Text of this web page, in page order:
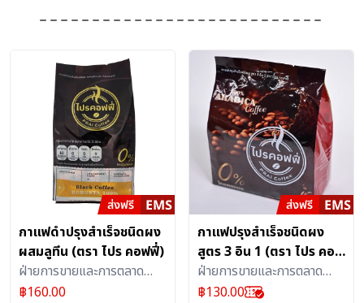
กาแฟดำปรุงสำเร็จชนิดผง
ผสมลูทีน (ตรา ไปร คอฟฟี่)
ฝ่ายการขายและการตลาด
ธุรกิจเอส เคิร์ฟ บริษัท
฿160.00
กาแฟปรุงสำเร็จชนิดผง
สูตร 3 อิน 1 (ตรา ไปร คอฟ
ฟี่)
ฝ่ายการขายและการตลาด
ธุรกิจเอส เคิร์ฟ บริษัท
฿130.00